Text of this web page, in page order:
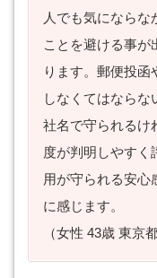
人でも気にならな
ことを避ける事が
ります。郵便投
しなくてはならな
社名で守られるけ
度が判明しやすく
用が守られる安心
に感じます。
（女性 43歳 東京